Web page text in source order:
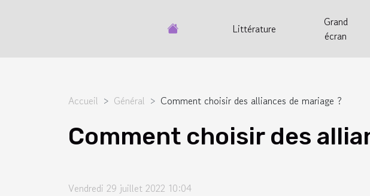
Littérature
Grand
écran
Accueil Général Comment choisir des alliances de mariage ?
Comment choisir des
Vendredi 29 juillet 2022 10:04